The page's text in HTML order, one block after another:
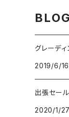
group /
BLUE
NEO
GARAGE
にほんのハ
歌謡曲
演歌 / 懐
現代音楽
AVANT /
NEW
ROOTS
HAWAIIAN
BLOG
グレーデ
2019/6/16
出張セー
2020/1/27